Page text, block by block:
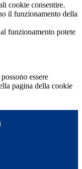
cookie consentire.
il funzionamento della
funzionamento potete
essere
pagina della cookie